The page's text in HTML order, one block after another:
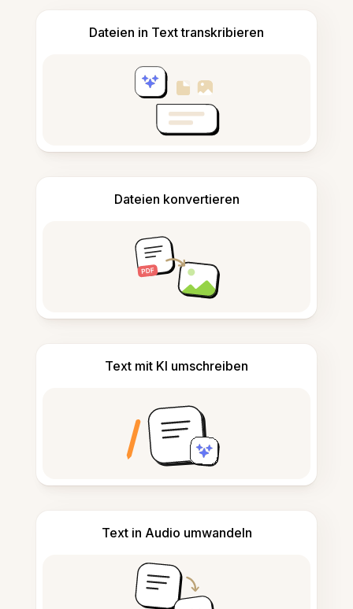
Dateien in Text transkribieren
Dateien konvertieren
Text mit KI umschreiben
Text in Audio umwandeln